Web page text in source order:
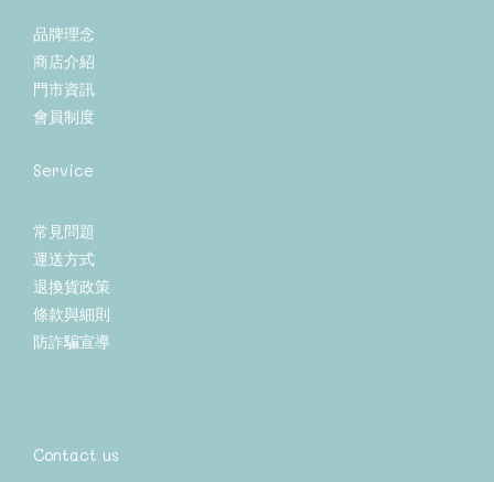
品牌理念
商店介紹
門市資訊
會員制度
Service
常見問題
運送方式
退換貨政策
條款與細則
防詐騙宣導
Contact us